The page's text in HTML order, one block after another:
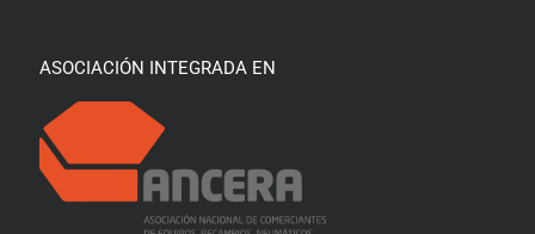
ASOCIACIÓN INTEGRADA EN